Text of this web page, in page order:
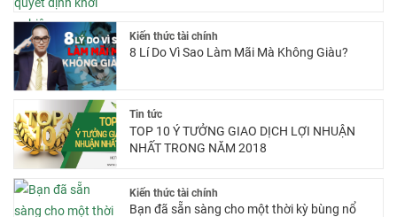
Kiến thức tài chính
8 Lí Do Vì Sao Làm Mãi Mà Không Giàu?
Tin tức
TOP 10 Ý TƯỞNG GIAO DỊCH LỢI NHUẬN
NHẤT TRONG NĂM 2018
Kiến thức tài chính
Bạn đã sẵn sàng cho một thời kỳ bùng nổ